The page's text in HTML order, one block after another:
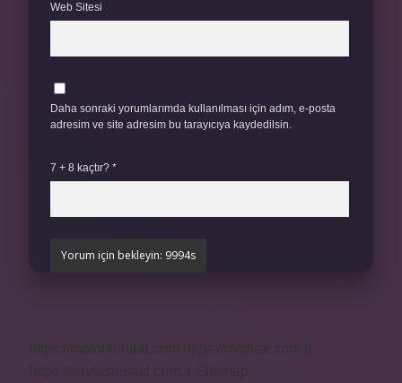
Web Sitesi
Daha sonraki yorumlarımda kullanılması için adım, e-posta
adresim ve site adresim bu tarayıcıya kaydedilsin.
7 + 8 kaçtır? *